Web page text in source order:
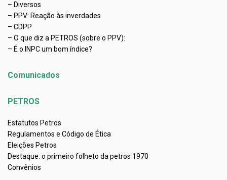
– Diversos
– PPV: Reação às inverdades
– CDPP
– O que diz a PETROS (sobre o PPV):
– É o INPC um bom índice?
Comunicados
PETROS
Estatutos Petros
Regulamentos e Código de Ética
Eleições Petros
Destaque: o primeiro folheto da petros 1970
Convênios